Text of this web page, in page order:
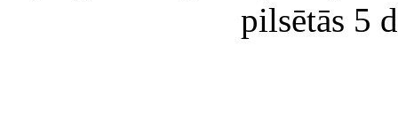
pilsētās 5